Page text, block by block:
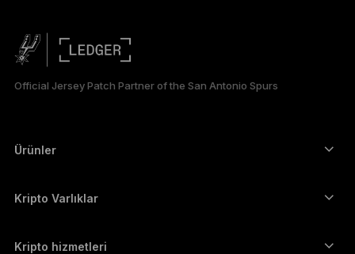
日本語
Official Jersey Patch Partner of the San Antonio Spurs
Ürünler
Donanım Cüzdan
Ledger Stax
Kripto Varlıklar
Ethereum cüzdanı
Kripto hizmetleri